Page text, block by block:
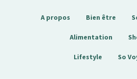
A propos Bien être
Alimentation
Lifestyle So